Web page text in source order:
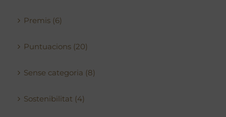
Premis (6)
Puntuacions (20)
Sense categoria (8)
Sostenibilitat (4)